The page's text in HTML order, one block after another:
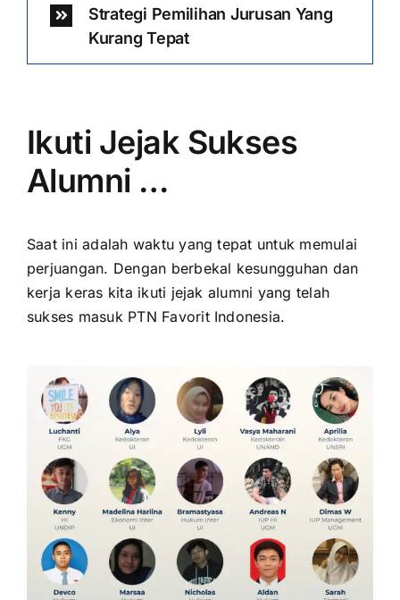
Strategi Pemilihan Jurusan Yang
Kurang Tepat
Ikuti Jejak Sukses
Alumni …
Saat ini adalah waktu yang tepat untuk memulai
perjuangan. Dengan berbekal kesungguhan dan
kerja keras kita ikuti jejak alumni yang telah
sukses masuk PTN Favorit Indonesia.